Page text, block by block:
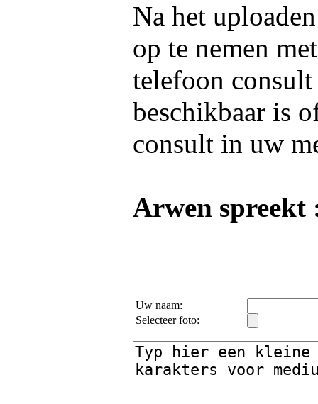
Na het
op te nemen
telefoon
beschikbaar is
consult in uw
Arwen spreekt
Uw naam:
Selecteer foto: